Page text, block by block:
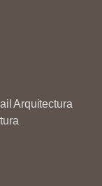
Arquitectura